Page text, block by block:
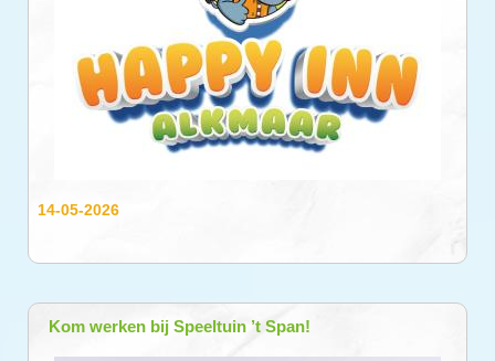
14-05-2026
Kom werken bij Speeltuin ’t Span!